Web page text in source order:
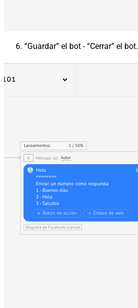
“Guardar” el bot - “Cerrar” el bot.